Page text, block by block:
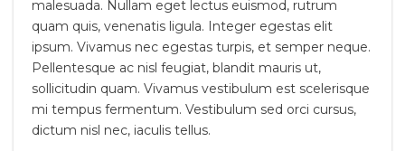
malesuada. Nullam eget lectus euismod, rutrum
quam quis, venenatis ligula. Integer egestas elit
ipsum. Vivamus nec egestas turpis, et semper neque.
Pellentesque ac nisl feugiat, blandit mauris ut,
sollicitudin quam. Vivamus vestibulum est scelerisque
mi tempus fermentum. Vestibulum sed orci cursus,
dictum nisl nec, iaculis tellus.